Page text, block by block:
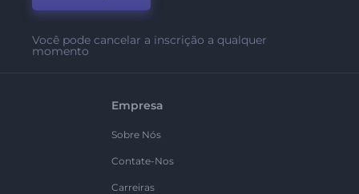
Você pode cancelar a inscrição a qualquer
momento
Empresa
Sobre Nós
Contate-Nos
Carreiras